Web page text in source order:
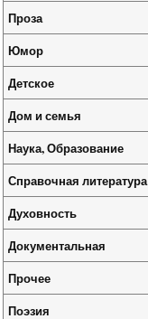
Проза
Юмор
Детское
Дом и семья
Наука, Образование
Справочная литература
Духовность
Документальная
Прочее
Поэзия